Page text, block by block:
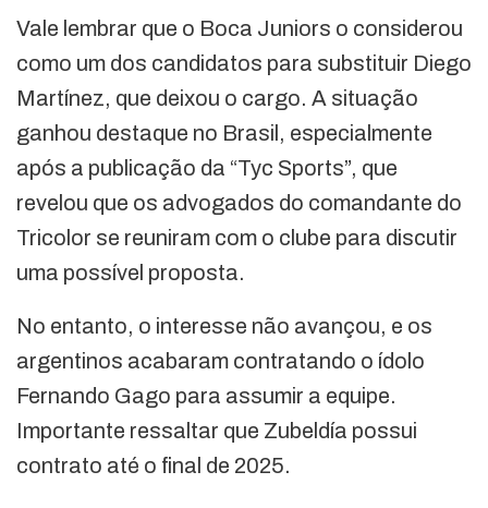
Vale lembrar que o Boca Juniors o considerou
como um dos candidatos para substituir Diego
Martínez, que deixou o cargo. A situação
ganhou destaque no Brasil, especialmente
após a publicação da “Tyc Sports”, que
revelou que os advogados do comandante do
Tricolor se reuniram com o clube para discutir
uma possível proposta.
No entanto, o interesse não avançou, e os
argentinos acabaram contratando o ídolo
Fernando Gago para assumir a equipe.
Importante ressaltar que Zubeldía possui
contrato até o final de 2025.